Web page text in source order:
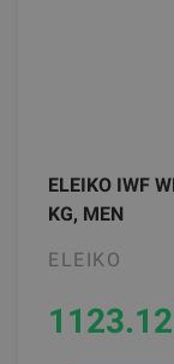
ELEIKO IWF
KG, MEN
ELEIKO
1123.12